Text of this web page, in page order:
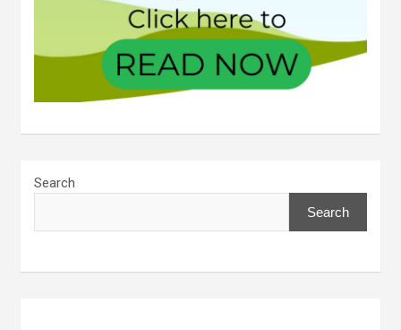
Search
Search